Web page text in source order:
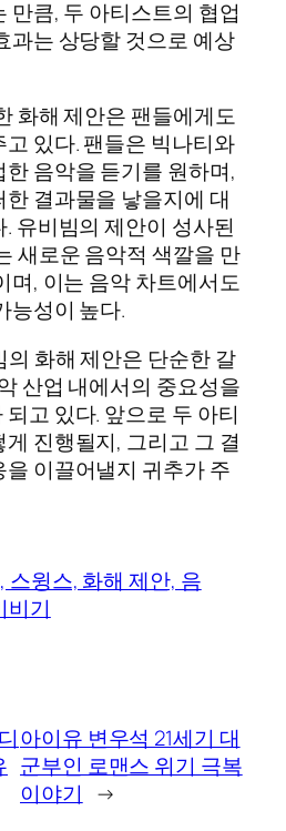
만큼, 두 아티스트의 협업
과는 상당할 것으로 예상
화해 제안은 팬들에게도
있다. 팬들은 빅나티와
음악을 듣기를 원하며,
결과물을 낳을지에 대
유비빔의 제안이 성사된
새로운 음악적 색깔을 만
며, 이는 음악 차트에서도
능성이 높다.
화해 제안은 단순한 갈
산업 내에서의 중요성을
고 있다. 앞으로 두 아티
진행될지, 그리고 그 결
이끌어낼지 귀추가 주
스윙스, 화해 제안, 음
비기
아이유 변우석 21세기 대
군부인 로맨스 위기 극복
이야기
→